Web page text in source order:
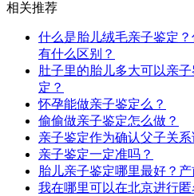
相关推荐
什么是胎儿绒毛亲子鉴定
有什么区别？
肚子里的胎儿多大可以亲
定？
怀孕能做亲子鉴定么？
偷偷做亲子鉴定怎么做？
亲子鉴定作为确认父子关
亲子鉴定一定准吗？
胎儿亲子鉴定哪里最好？
我在哪里可以在北京进行